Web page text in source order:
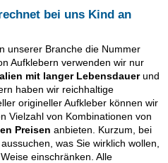
bei uns Kind an
unserer Branche die Nummer
Aufklebern verwenden wir nur
mit langer Lebensdauerund
haben wir reichhaltige
origineller Aufkleber können wir
Vielzahl von Kombinationen von
Preisen anbieten. Kurzum, bei
was Sie wirklich wollen,
einschränken. Alle